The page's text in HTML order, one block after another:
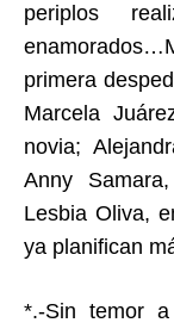
periplos
primera
Marcela
novia;
Anny
Lesbia Oliva,
ya planifican
*.-Sin temor